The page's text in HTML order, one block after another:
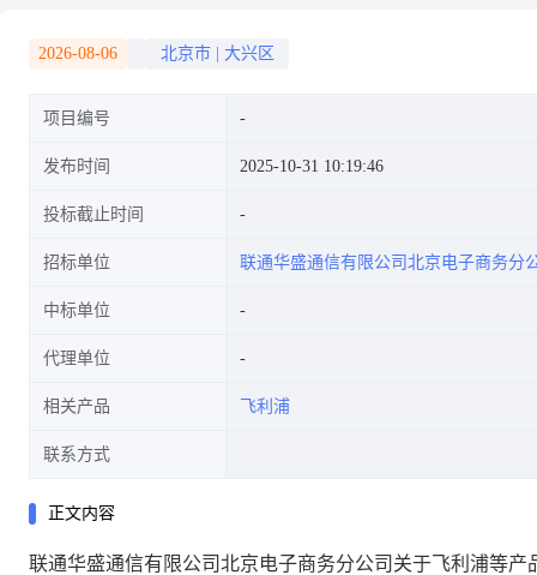
开机无法使用_E517_PHILIPS_
炫舞红)
2026-08-06 北京市 大兴区
项目编号
发布时间 2025-10-31 10:19:46
投标截止时间
招标单位 联通华盛通信有限公司北京电子商务分
中标单位
代理单位
相关产品 飞利浦
联系方式
正文内容
联通华盛通信有限公司北京电子商务分公司关于飞利浦等产